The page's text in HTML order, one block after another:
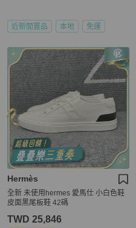
近新閒置品 本地 免運
Hermès
全新 未使用hermes 愛馬仕 小白色鞋
皮面黑尾板鞋 42碼
TWD 25,846